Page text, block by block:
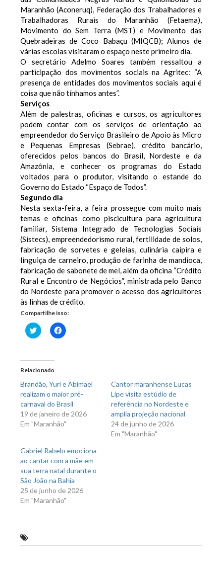
Maranhão (Aconeruq), Federação dos Trabalhadores e
Trabalhadoras Rurais do Maranhão (Fetaema),
Movimento do Sem Terra (MST) e Movimento das
Quebradeiras de Coco Babaçu (MIQCB); Alunos de
várias escolas visitaram o espaço neste primeiro dia.
O secretário Adelmo Soares também ressaltou a
participação dos movimentos sociais na Agritec: “A
presença de entidades dos movimentos sociais aqui é
coisa que não tínhamos antes”.
Serviços
Além de palestras, oficinas e cursos, os agricultores
podem contar com os serviços de orientação ao
empreendedor do Serviço Brasileiro de Apoio às Micro
e Pequenas Empresas (Sebrae), crédito bancário,
oferecidos pelos bancos do Brasil, Nordeste e da
Amazônia, e conhecer os programas do Estado
voltados para o produtor, visitando o estande do
Governo do Estado “Espaço de Todos”.
Segundo dia
Nesta sexta-feira, a feira prossegue com muito mais
temas e oficinas como piscicultura para agricultura
familiar, Sistema Integrado de Tecnologias Sociais
(Sistecs), empreendedorismo rural, fertilidade de solos,
fabricação de sorvetes e geleias, culinária caipira e
linguiça de carneiro, produção de farinha de mandioca,
fabricação de sabonete de mel, além da oficina “Crédito
Rural e Encontro de Negócios”, ministrada pelo Banco
do Nordeste para promover o acesso dos agricultores
às linhas de crédito.
Compartilhe isso:
Clique
para
em
nova
janela)
Clique
para
Relacionado
Brandão, Yuri e Abimael
realizam o maior pré-
carnaval do Brasil
19 de janeiro de 2026
Em "Maranhão"
Cantor maranhense Lucas
Lipe visita estúdio de
referência no Nordeste e
amplia projeção nacional
24 de junho de 2026
Em "Maranhão"
Gabriel Rabelo emociona
ao cantar com a mãe em
sua terra natal durante o
São João na Bahia
25 de junho de 2026
Em "Maranhão"